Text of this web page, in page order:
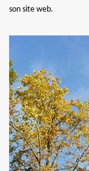
son site web.